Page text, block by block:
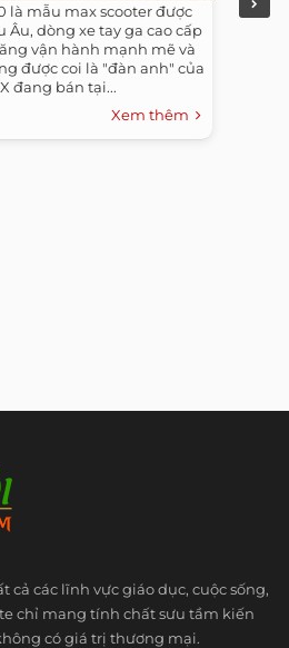
là mẫu max scooter được
Âu, dòng xe tay ga cao cấp
vận hành mạnh mẽ và
được coi là "đàn anh" của
đang bán tại...
Xem thêm
cả các lĩnh vực giáo dục, cuộc sống,
chỉ mang tính chất sưu tầm kiến
có giá trị thương mại.